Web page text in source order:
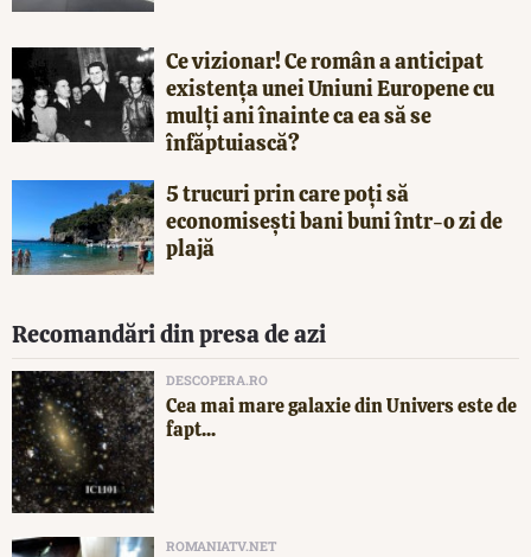
Ce vizionar! Ce român a anticipat
existența unei Uniuni Europene cu
mulți ani înainte ca ea să se
înfăptuiască?
5 trucuri prin care poți să
economisești bani buni într-o zi de
plajă
Recomandări din presa de azi
DESCOPERA.RO
Cea mai mare galaxie din Univers este de
fapt...
ROMANIATV.NET